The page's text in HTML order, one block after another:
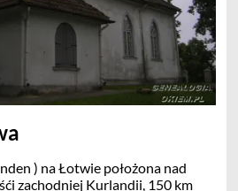
) na Łotwie położona nad